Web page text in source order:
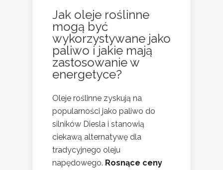
Jak oleje roślinne
mogą być
wykorzystywane jako
paliwo i jakie mają
zastosowanie w
energetyce?
Oleje roślinne zyskują na
popularności jako paliwo do
silników Diesla i stanowią
ciekawą alternatywę dla
tradycyjnego oleju
napędowego. Rosnące ceny